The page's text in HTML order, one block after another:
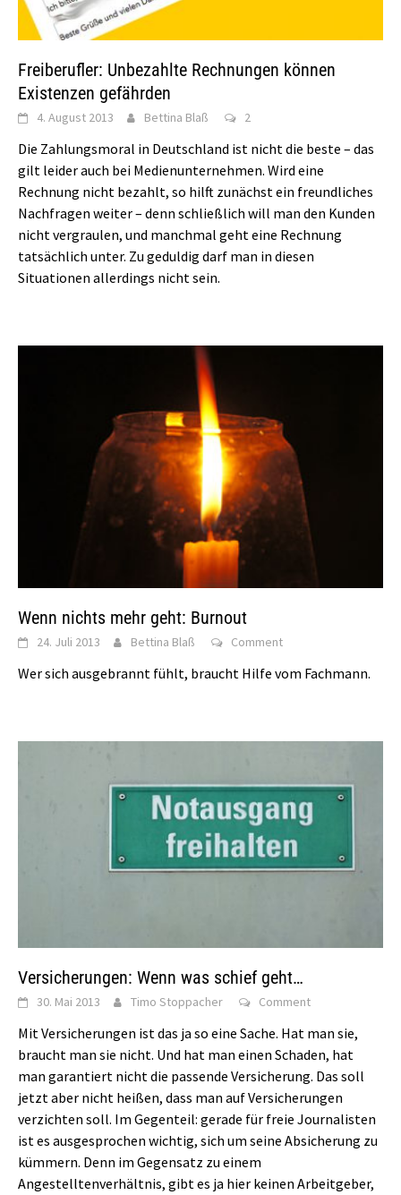
Freiberufler: Unbezahlte Rechnungen können
Existenzen gefährden
4. August 2013 Bettina Blaß 2
Die Zahlungsmoral in Deutschland ist nicht die beste – das
gilt leider auch bei Medienunternehmen. Wird eine
Rechnung nicht bezahlt, so hilft zunächst ein freundliches
Nachfragen weiter – denn schließlich will man den Kunden
nicht vergraulen, und manchmal geht eine Rechnung
tatsächlich unter. Zu geduldig darf man in diesen
Situationen allerdings nicht sein.
Wenn nichts mehr geht: Burnout
24. Juli 2013 Bettina Blaß Comment
Wer sich ausgebrannt fühlt, braucht Hilfe vom Fachmann.
Versicherungen: Wenn was schief geht…
30. Mai 2013 Timo Stoppacher Comment
Mit Versicherungen ist das ja so eine Sache. Hat man sie,
braucht man sie nicht. Und hat man einen Schaden, hat
man garantiert nicht die passende Versicherung. Das soll
jetzt aber nicht heißen, dass man auf Versicherungen
verzichten soll. Im Gegenteil: gerade für freie Journalisten
ist es ausgesprochen wichtig, sich um seine Absicherung zu
kümmern. Denn im Gegensatz zu einem
Angestelltenverhältnis, gibt es ja hier keinen Arbeitgeber,